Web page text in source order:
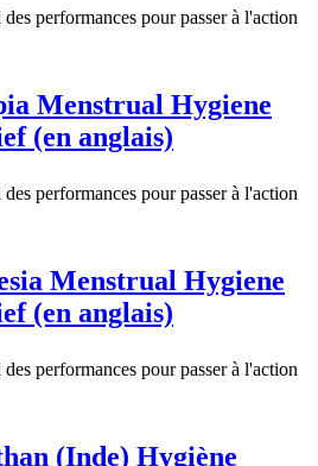
performances pour passer à l'action
Menstrual Hygiene
(en anglais)
performances pour passer à l'action
Menstrual Hygiene
(en anglais)
performances pour passer à l'action
(Inde) Hygiène